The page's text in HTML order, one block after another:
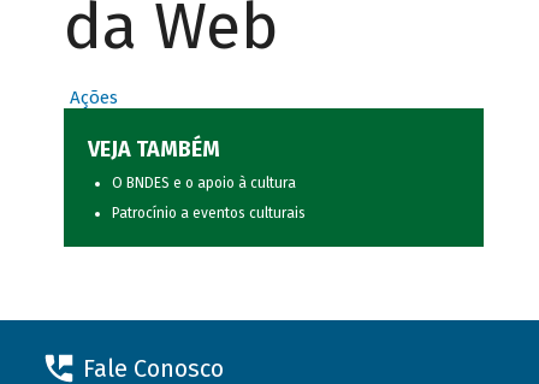
da Web
Ações
VEJA TAMBÉM
O BNDES e o apoio à cultura
Patrocínio a eventos culturais
Fale Conosco